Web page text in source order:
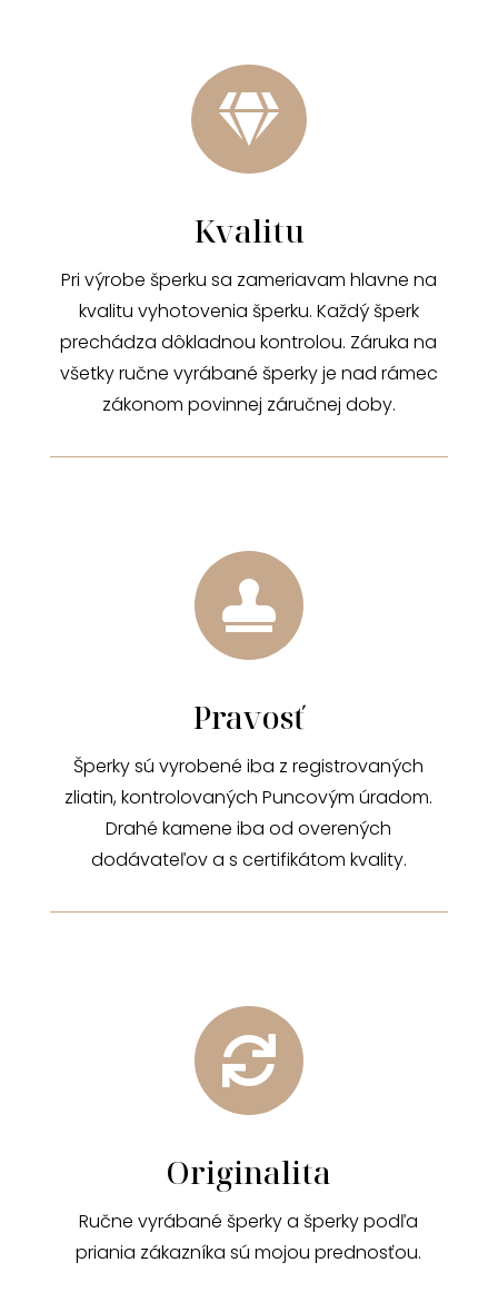

Kvalitu
Pri výrobe šperku sa zameriavam hlavne na
kvalitu vyhotovenia šperku. Každý šperk
prechádza dôkladnou kontrolou. Záruka na
všetky ručne vyrábané šperky je nad rámec
zákonom povinnej záručnej doby.

Pravosť
Šperky sú vyrobené iba z registrovaných
zliatin, kontrolovaných Puncovým úradom.
Drahé kamene iba od overených
dodávateľov a s certifikátom kvality.

Originalita
Ručne vyrábané šperky a šperky podľa
priania zákazníka sú mojou prednosťou.